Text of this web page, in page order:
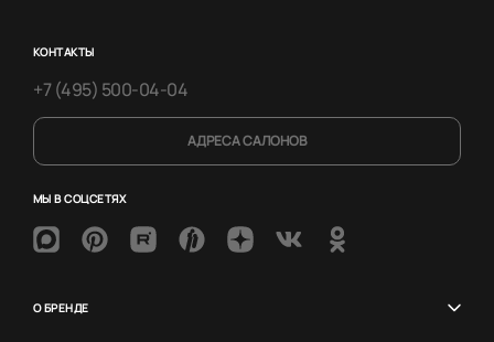
КОНТАКТЫ
+7 (495) 500-04-04
АДРЕСА САЛОНОВ
МЫ В СОЦСЕТЯХ
О БРЕНДЕ